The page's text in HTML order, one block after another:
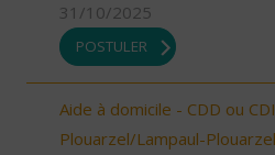
31/10/2025
POSTULER
Aide à domicile - CDD ou
Plouarzel/Lampaul-